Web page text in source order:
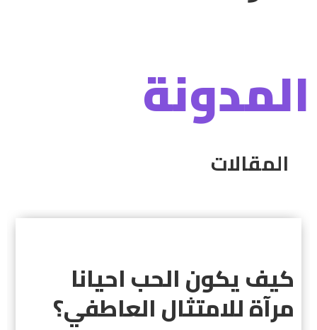
المدونة
المقالات
كيف يكون الحب احيانا
مرآة للامتثال العاطفي؟